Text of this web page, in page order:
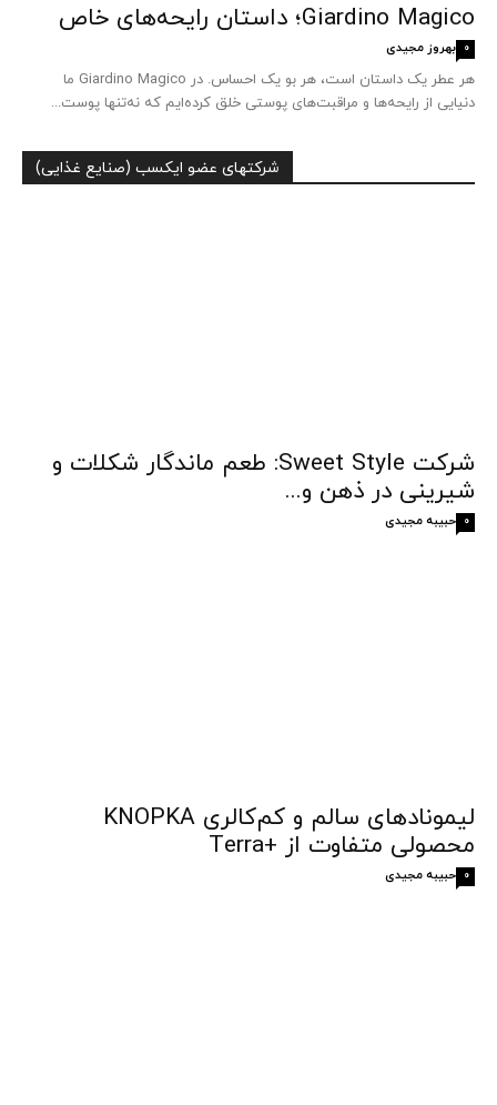
Giardino Magico؛ داستان رایحه‌های خاص
بهروز مجیدی 0
هر عطر یک داستان است، هر بو یک احساس. در Giardino Magico ما
دنیایی از رایحه‌ها و مراقبت‌های پوستی خلق کرده‌ایم که نه‌تنها پوست...
شرکتهای عضو ایکسب (صنایع غذایی)
شرکت Sweet Style: طعم ماندگار شکلات و
شیرینی در ذهن و...
حبیبه مجیدی 0
لیمونادهای سالم و کم‌کالری KNOPKA
محصولی متفاوت از +Terra
حبیبه مجیدی 0